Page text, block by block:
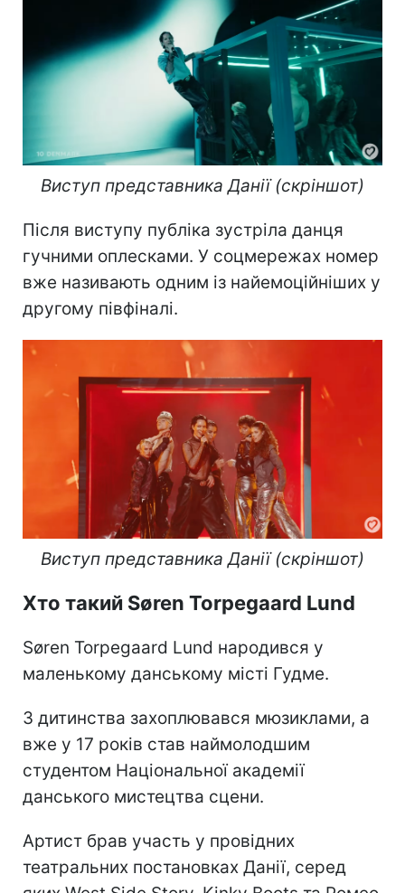
Виступ представника Данії (скріншот)
Після виступу публіка зустріла данця
гучними оплесками. У соцмережах номер
вже називають одним із найемоційніших у
другому півфіналі.
Виступ представника Данії (скріншот)
Хто такий Søren Torpegaard Lund
Søren Torpegaard Lund народився у
маленькому данському місті Гудме.
З дитинства захоплювався мюзиклами, а
вже у 17 років став наймолодшим
студентом Національної академії
данського мистецтва сцени.
Артист брав участь у провідних
театральних постановках Данії, серед